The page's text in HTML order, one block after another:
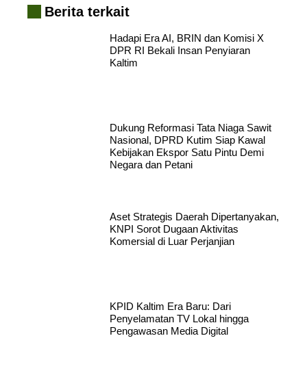
Berita terkait
Hadapi Era AI, BRIN dan Komisi X
DPR RI Bekali Insan Penyiaran
Kaltim
Dukung Reformasi Tata Niaga Sawit
Nasional, DPRD Kutim Siap Kawal
Kebijakan Ekspor Satu Pintu Demi
Negara dan Petani
Aset Strategis Daerah Dipertanyakan,
KNPI Sorot Dugaan Aktivitas
Komersial di Luar Perjanjian
KPID Kaltim Era Baru: Dari
Penyelamatan TV Lokal hingga
Pengawasan Media Digital